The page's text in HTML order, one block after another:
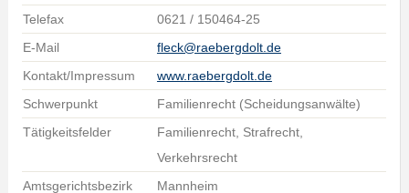
Telefax
0621 / 150464-25
E-Mail
fleck@raebergdolt.de
Kontakt/Impressum
www.raebergdolt.de
Schwerpunkt
Familienrecht (Scheidungsanwälte)
Tätigkeitsfelder
Familienrecht, Strafrecht,
Verkehrsrecht
Amtsgerichtsbezirk
Mannheim